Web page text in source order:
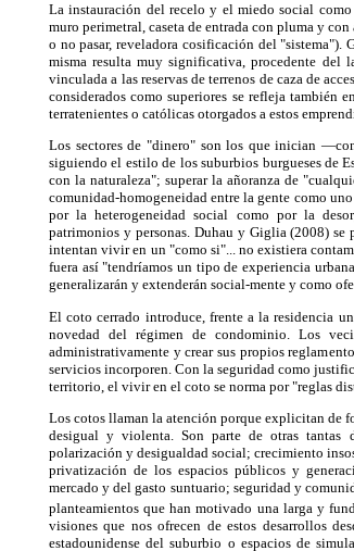
La instauración del recelo y el miedo social
muro perimetral, caseta de entrada con pluma y
o no pasar, reveladora cosificación del "sistema").
misma resulta muy significativa, procedente del
vinculada a las reservas de terrenos de caza de
considerados como superiores se refleja también
terratenientes o católicas otorgados a estos
Los sectores de "dinero" son los que inician
siguiendo el estilo de los suburbios burgueses de
con la naturaleza"; superar la añoranza de
comunidad-homogeneidad entre la gente como
por la heterogeneidad social como por la
patrimonios y personas. Duhau y Giglia (2008) se
intentan vivir en un "como si"... no existiera
fuera así "tendríamos un tipo de experiencia
generalizarán y extenderán social-mente y como
El coto cerrado introduce, frente a la residencia
novedad del régimen de condominio. Los
administrativamente y crear sus propios
servicios incorporen. Con la seguridad como
territorio, el vivir en el coto se norma por "reglas
Los cotos llaman la atención porque explicitan de
desigual y violenta. Son parte de otras tantas
polarización y desigualdad social; crecimiento
privatización de los espacios públicos y
mercado y del gasto suntuario; seguridad y
planteamientos que han motivado una larga y
visiones que nos ofrecen de estos desarrollos
estadounidense del suburbio o espacios de